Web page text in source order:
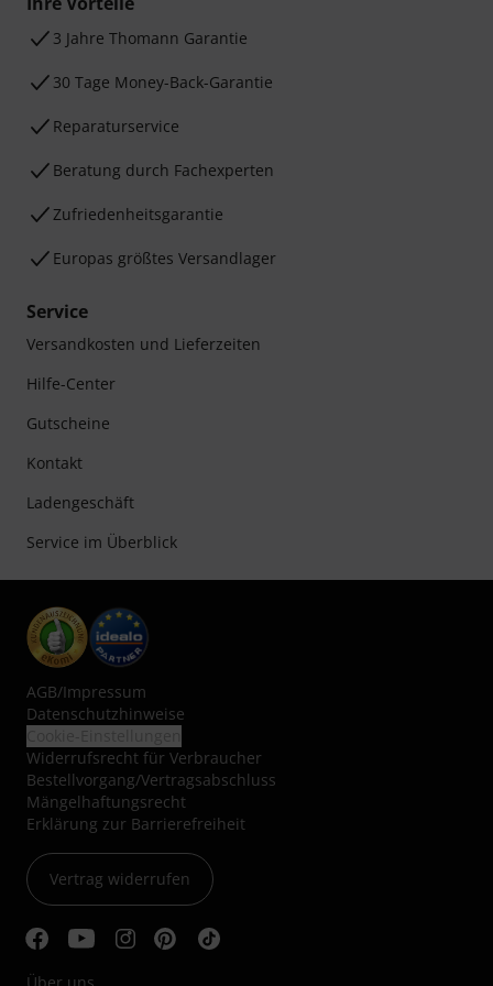
3 Jahre Thomann Garantie
30 Tage Money-Back-Garantie
Reparaturservice
Beratung durch Fachexperten
Zufriedenheitsgarantie
Europas größtes Versandlager
Service
Versandkosten und Lieferzeiten
Hilfe-Center
Gutscheine
Kontakt
Ladengeschäft
Service im Überblick
AGB/Impressum
Datenschutzhinweise
Widerrufsrecht für Verbraucher
Bestellvorgang/Vertragsabschluss
Mängelhaftungsrecht
Erklärung zur Barrierefreiheit
Vertrag widerrufen